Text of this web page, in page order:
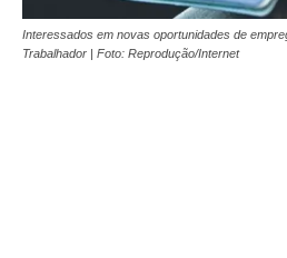
Interessados em novas oportunidades de
Trabalhador | Foto: Reprodução/Internet